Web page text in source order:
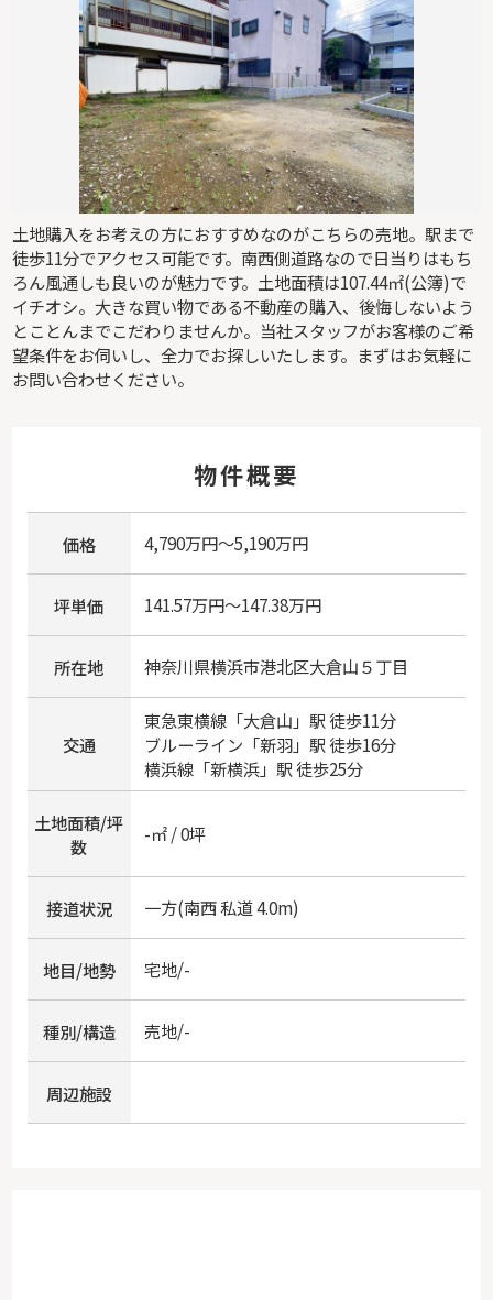
土地購入をお考えの方におすすめなのがこちらの売地。駅まで
徒歩11分でアクセス可能です。南西側道路なので日当りはもち
ろん風通しも良いのが魅力です。土地面積は107.44㎡(公簿)で
イチオシ。大きな買い物である不動産の購入、後悔しないよう
とことんまでこだわりませんか。当社スタッフがお客様のご希
望条件をお伺いし、全力でお探しいたします。まずはお気軽に
お問い合わせください。
物件概要
価格 4,790万円～5,190万円
坪単価 141.57万円～147.38万円
所在地 神奈川県横浜市港北区大倉山５丁目
交通
東急東横線「大倉山 」駅 徒歩11分
ブルーライン 「新羽」駅 徒歩16分
横浜線「新横浜」駅 徒歩25分
土地面積/坪
数
-㎡ / 0坪
接道状況 一方(南西 私道 4.0m)
地目/地勢 宅地/-
種別/構造 売地/-
周辺施設